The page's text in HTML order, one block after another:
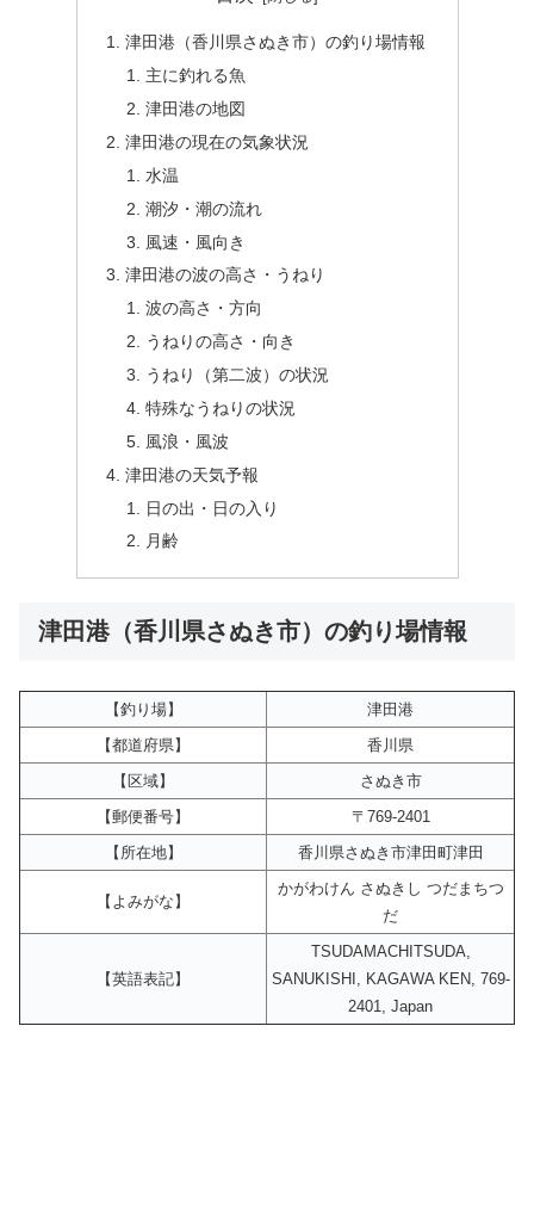
津田港（香川県さぬき市）の釣り場情報
主に釣れる魚
津田港の地図
津田港の現在の気象状況
水温
潮汐・潮の流れ
風速・風向き
津田港の波の高さ・うねり
波の高さ・方向
うねりの高さ・向き
うねり（第二波）の状況
特殊なうねりの状況
風浪・風波
津田港の天気予報
日の出・日の入り
月齢
津田港（香川県さぬき市）の釣り場情報
【釣り場】
津田港
【都道府県】
香川県
【区域】
さぬき市
【郵便番号】
〒769-2401
【所在地】
香川県さぬき市津田町津田
【よみがな】
かがわけん さぬきし つだまちつ
だ
【英語表記】
TSUDAMACHITSUDA,
SANUKISHI, KAGAWA KEN, 769-
2401, Japan